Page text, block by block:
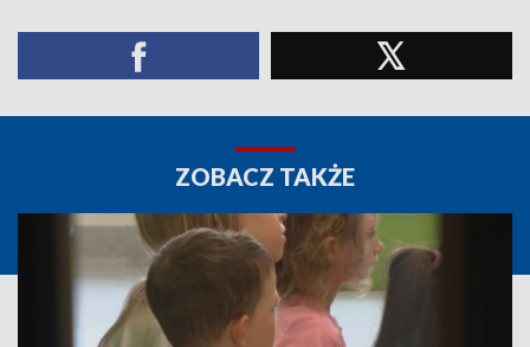
ZOBACZ TAKŻE